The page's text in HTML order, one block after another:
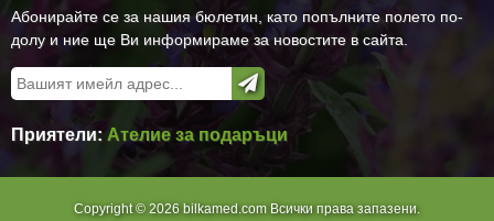
Абонирайте се за нашия бюлетин, като попълните полето по-
долу и ние ще Ви информираме за новостите в сайта.
Приятели: Ателие за подаръци
Copyright © 2026 bilkamed.com Всички права запазени.